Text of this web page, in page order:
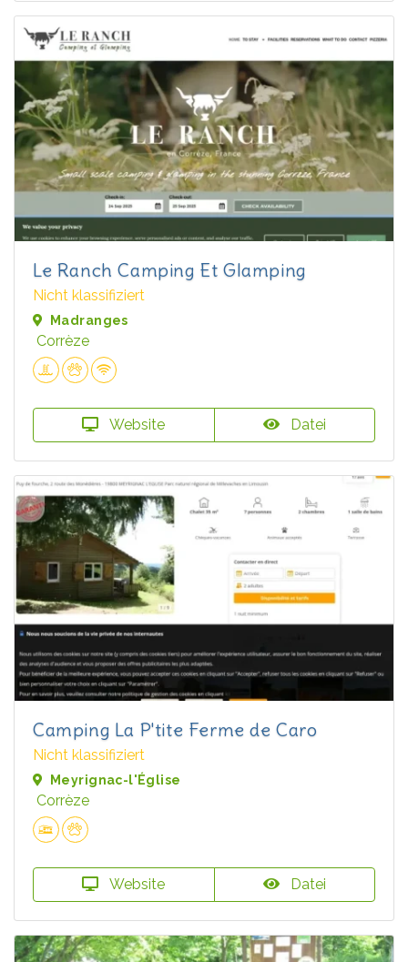
Le Ranch Camping Et Glamping
Nicht klassifiziert
Madranges
Corrèze
Website Datei
Camping La P'tite Ferme de Caro
Nicht klassifiziert
Meyrignac-l'Église
Corrèze
Website Datei